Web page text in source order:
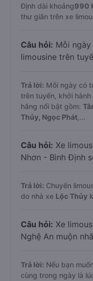
Định dài khoảng990
thư giãn trên xe
Câu hỏi: Mỗi
limousine trên
Trả lời: Mỗi ngày có
trên tuyến, khởi
hãng nổi bật gồm:
Thủy, Ngọc Phát ,...
Câu hỏi: Xe
Nhơn - Bình Định
Trả lời: Chuyến
do nhà xe Lộc Thủy
Câu hỏi: Xe
Nghệ An muộn
Trả lời: Nếu bạn
cùng trong ngày là